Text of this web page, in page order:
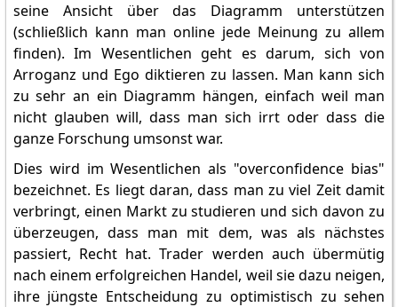
seine Ansicht über das Diagramm unterstützen
(schließlich kann man online jede Meinung zu allem
finden). Im Wesentlichen geht es darum, sich von
Arroganz und Ego diktieren zu lassen. Man kann sich
zu sehr an ein Diagramm hängen, einfach weil man
nicht glauben will, dass man sich irrt oder dass die
ganze Forschung umsonst war.
Dies wird im Wesentlichen als "overconfidence bias"
bezeichnet. Es liegt daran, dass man zu viel Zeit damit
verbringt, einen Markt zu studieren und sich davon zu
überzeugen, dass man mit dem, was als nächstes
passiert, Recht hat. Trader werden auch übermütig
nach einem erfolgreichen Handel, weil sie dazu neigen,
ihre jüngste Entscheidung zu optimistisch zu sehen